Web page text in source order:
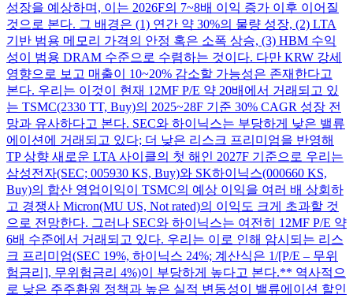
성장을 예상하며, 이는 2026F의 7~8배 이익 증가 이후 이어질
것으로 본다. 그 배경은 (1) 연간 약 30%의 물량 성장, (2) LTA
기반 범용 메모리 가격의 안정 혹은 소폭 상승, (3) HBM 수익
성이 범용 DRAM 수준으로 수렴하는 것이다. 다만 KRW 강세
영향으로 보고 매출이 10~20% 감소할 가능성은 존재한다고
본다. 우리는 이것이 현재 12MF P/E 약 20배에서 거래되고 있
는 TSMC(2330 TT, Buy)의 2025~28F 기준 30% CAGR 성장 전
망과 유사하다고 본다. SEC와 하이닉스는 부당하게 낮은 밸류
에이션에 거래되고 있다; 더 낮은 리스크 프리미엄을 반영해
TP 상향 새로운 LTA 사이클의 첫 해인 2027F 기준으로 우리는
삼성전자(SEC; 005930 KS, Buy)와 SK하이닉스(000660 KS,
Buy)의 합산 영업이익이 TSMC의 예상 이익을 여러 배 상회하
고 경쟁사 Micron(MU US, Not rated)의 이익도 크게 초과할 것
으로 전망한다. 그러나 SEC와 하이닉스는 여전히 12MF P/E 약
6배 수준에서 거래되고 있다. 우리는 이로 인해 암시되는 리스
크 프리미엄(SEC 19%, 하이닉스 24%; 계산식은 1/[P/E – 무위
험금리], 무위험금리 4%)이 부당하게 높다고 본다.** 역사적으
로 낮은 주주환원 정책과 높은 실적 변동성이 밸류에이션 할인